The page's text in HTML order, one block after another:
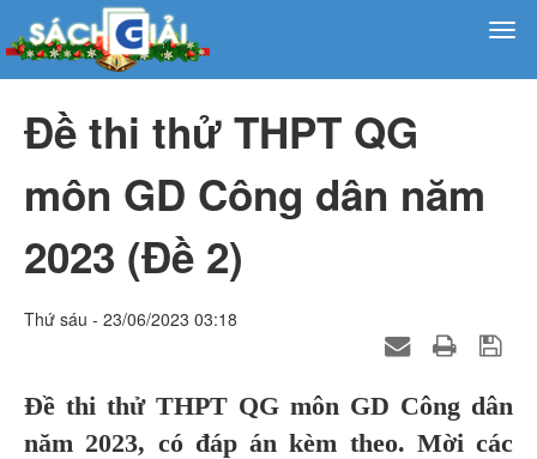
Đề thi thử THPT QG
môn GD Công dân năm
2023 (Đề 2)
Thứ sáu - 23/06/2023 03:18
Đề thi thử THPT QG môn GD Công dân
năm 2023, có đáp án kèm theo. Mời các